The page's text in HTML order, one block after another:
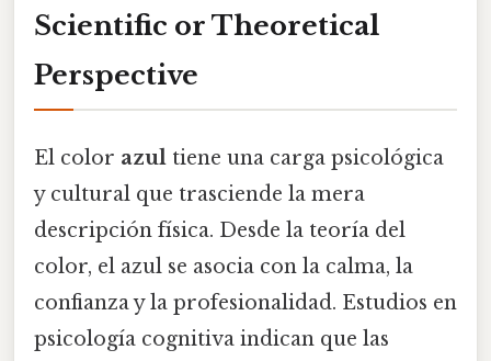
Scientific or Theoretical
Perspective
El color azul tiene una carga psicológica
y cultural que trasciende la mera
descripción física. Desde la teoría del
color, el azul se asocia con la calma, la
confianza y la profesionalidad. Estudios en
psicología cognitiva indican que las